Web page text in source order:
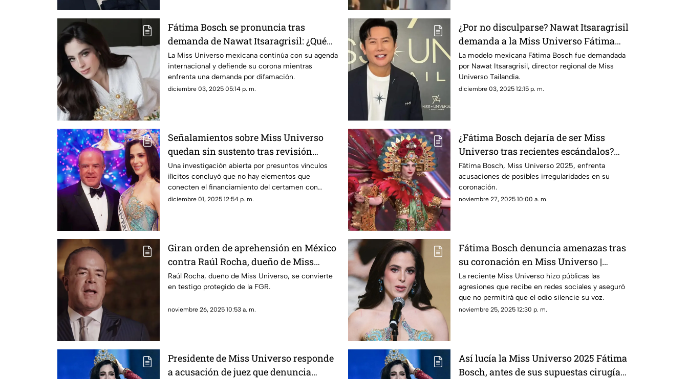
Fátima Bosch se pronuncia tras
demanda de Nawat Itsaragrisil: ¿Qué
dijo?
La Miss Universo mexicana continúa con su agenda
internacional y defiende su corona mientras
enfrenta una demanda por difamación.
diciembre 03, 2025 05:14 p. m.
¿Por no disculparse? Nawat Itsaragrisil
demanda a la Miss Universo Fátima
Bosch
La modelo mexicana Fátima Bosch fue demandada
por Nawat Itsaragrisil, director regional de Miss
Universo Tailandia.
diciembre 03, 2025 12:15 p. m.
Señalamientos sobre Miss Universo
quedan sin sustento tras revisión
financiera
Una investigación abierta por presuntos vínculos
ilícitos concluyó que no hay elementos que
conecten el financiamiento del certamen con
actividades criminales.
diciembre 01, 2025 12:54 p. m.
¿Fátima Bosch dejaría de ser Miss
Universo tras recientes escándalos?
Esto se sabe
Fátima Bosch, Miss Universo 2025, enfrenta
acusaciones de posibles irregularidades en su
coronación.
noviembre 27, 2025 10:00 a. m.
Giran orden de aprehensión en México
contra Raúl Rocha, dueño de Miss
Universo: ¿De qué lo acusan?
Raúl Rocha, dueño de Miss Universo, se convierte
en testigo protegido de la FGR.
noviembre 26, 2025 10:53 a. m.
Fátima Bosch denuncia amenazas tras
su coronación en Miss Universo |
FOTOS
La reciente Miss Universo hizo públicas las
agresiones que recibe en redes sociales y aseguró
que no permitirá que el odio silencie su voz.
noviembre 25, 2025 12:30 p. m.
Presidente de Miss Universo responde
a acusación de juez que denuncia
Así lucía la Miss Universo 2025 Fátima
Bosch, antes de sus supuestas cirugías